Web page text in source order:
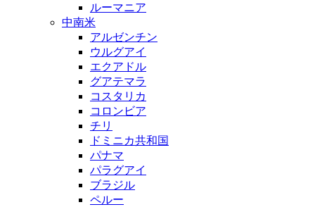
ルーマニア
中南米
アルゼンチン
ウルグアイ
エクアドル
グアテマラ
コスタリカ
コロンビア
チリ
ドミニカ共和国
パナマ
パラグアイ
ブラジル
ペルー